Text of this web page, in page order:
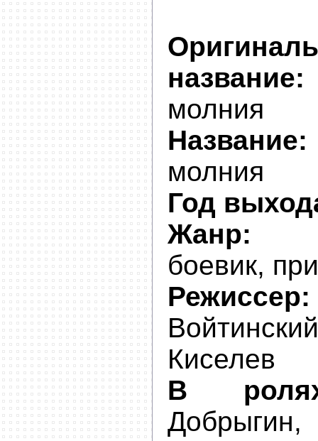
название:
молния
Название:
молния
Год
Жанр:
боевик,
Режиссер:
Киселев
В